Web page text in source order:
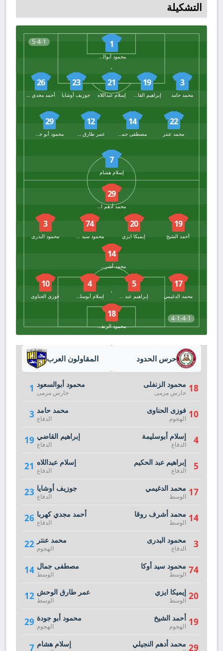
التشكيلة
5-4-1 1
محمود أبوالسعود
3
محمد حامد
19
إبراهيم القاضي
21
إسلام عبداللاه
23
جوزيف أوشايا
26
أحمد مجدي كهربا
22
محمد عنتر
14
12
29
محمود أبو جودة
7
إسلام هشام
4-1-4-1
29
محمد أدهم النجيلي
19
أحمد الشيخ
20
إيميكا ايزي
74
محمود سيد أوكا
3
محمود البدرى
14
محمد أشرف روقا
17
محمد الدغيمي
5
إبراهيم عبد الحكيم
4
إسلام أبوسليمة
10
فوزى الحناوى
18
محمود الزنفلى
المقاولون العرب
1 محمود أبوالسعود
حارس مرمى
3 محمد حامد
الدفاع
19 إبراهيم القاضي
الدفاع
21 إسلام عبداللاه
الدفاع
23 جوزيف أوشايا
الدفاع
26 أحمد مجدي كهربا
الدفاع
22 محمد عنتر
الهجوم
14 مصطفى جمال
الوسط
12 عمر طارق الوحش
الوسط
29 محمود أبو جودة
الهجوم
7 إسلام هشام
حرس الحدود
18 محمود الزنفلى
حارس مرمى
10 فوزى الحناوى
الهجوم
4 إسلام أبوسليمة
الدفاع
5 إبراهيم عبد الحكيم
الدفاع
17 محمد الدغيمي
الوسط
14 محمد أشرف روقا
الوسط
3 محمود البدرى
الدفاع
74 محمود سيد أوكا
الوسط
20 إيميكا ايزي
الوسط
19 أحمد الشيخ
الهجوم
29 محمد أدهم النجيلي